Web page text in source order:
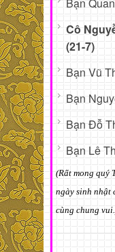
Bạn
Cô
(21-7)
Bạn Vũ
Bạn
Bạn Đỗ
Bạn Lê
(Rất mong quý
ngày sinh nhật
cùng chung